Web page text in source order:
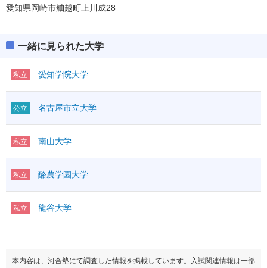
愛知県岡崎市舳越町上川成28
一緒に見られた大学
私立 愛知学院大学
公立 名古屋市立大学
私立 南山大学
私立 酪農学園大学
私立 龍谷大学
本内容は、河合塾にて調査した情報を掲載しています。入試関連情報は一部